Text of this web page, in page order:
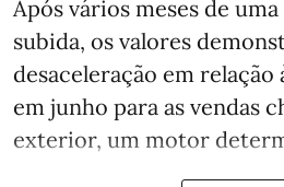
Após vários meses de
subida, os valores
desaceleração em relação
em junho para as vendas
exterior, um motor